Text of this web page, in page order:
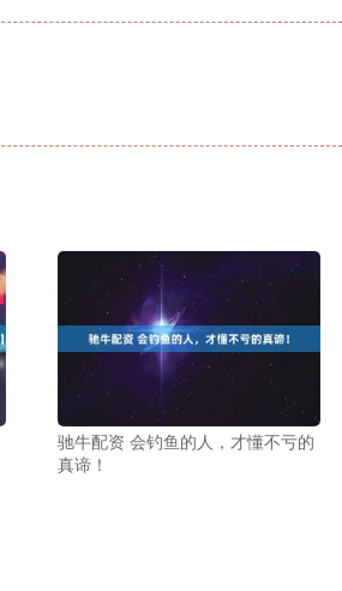
驰牛配资 会钓鱼的人，才懂不亏的
真谛！